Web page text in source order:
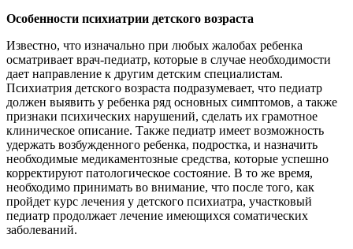
Особенности психиатрии детского возраста
Известно, что изначально при любых жалобах ребенка
осматривает врач-педиатр, которые в случае необходимости
дает направление к другим детским специалистам.
Психиатрия детского возраста подразумевает, что педиатр
должен выявить у ребенка ряд основных симптомов, а также
признаки психических нарушений, сделать их грамотное
клиническое описание. Также педиатр имеет возможность
удержать возбужденного ребенка, подростка, и назначить
необходимые медикаментозные средства, которые успешно
корректируют патологическое состояние. В то же время,
необходимо принимать во внимание, что после того, как
пройдет курс лечения у детского психиатра, участковый
педиатр продолжает лечение имеющихся соматических
заболеваний.